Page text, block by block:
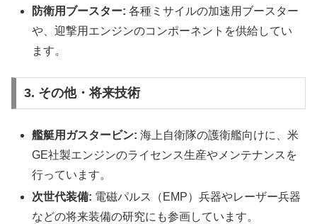
防衛用ブースター: 各種ミサイルの加速用ブースター
や、迎撃用エンジンのコンポーネントを供給してい
ます。
3. その他・将来技術
艦艇用ガスタービン: 海上自衛隊の護衛艦向けに、米
GE社製エンジンのライセンス生産やメンテナンスを
行っています。
次世代装備: 電磁パルス（EMP）兵器やレーザー兵器
などの将来装備の研究にも参画しています。